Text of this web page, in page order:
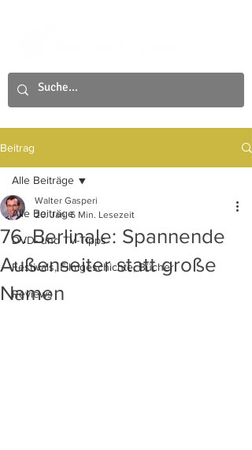
Beitrag
Alle Beiträge
DVD- und TV-Tipps
Festivals, Filmgeschichte, Bücher
Reviews
Alle Beiträge
76. Berlinale: Spannende
Außenseiter statt große
Namen
Walter Gasperi
20. Jan. 6 Min. Lesezeit